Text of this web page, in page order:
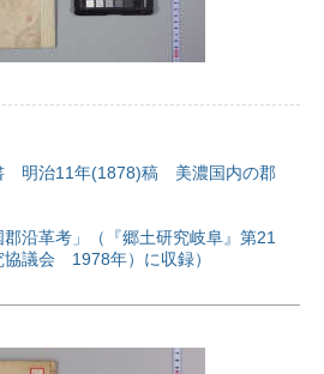
明治11年(1878)稿 美濃国内の郡
郡沿革考」（『郷土研究岐阜』第21
議会 1978年）に収録）